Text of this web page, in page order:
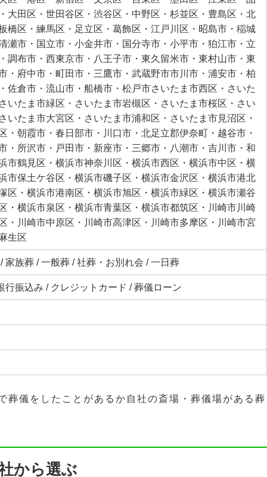
大田区・世田谷区・渋谷区・中野区・杉並区・豊島区・北
橋区・練馬区・足立区・葛飾区・江戸川区・昭島市・稲城
瀬市・国立市・小金井市・国分寺市・小平市・狛江市・立
調布市・西東京市・八王子市・東久留米市・東村山市・東
・府中市・町田市・三鷹市・武蔵野市市川市・浦安市・柏
佐倉市・流山市・船橋市・松戸市さいたま市西区・さいた
いたま市緑区・さいたま市岩槻区・さいたま市桜区・さい
いたま市大宮区・さいたま市浦和区・さいたま市見沼区・
・朝霞市・春日部市・川口市・北足立郡伊奈町・越谷市・
・所沢市・戸田市・新座市・三郷市・八潮市・吉川市・和
市鶴見区・横浜市神奈川区・横浜市西区・横浜市中区・横
市保土ケ谷区・横浜市磯子区・横浜市金沢区・横浜市港北
区・横浜市港南区・横浜市旭区・横浜市緑区・横浜市瀬谷
・横浜市泉区・横浜市青葉区・横浜市都筑区・川崎市川崎
・川崎市中原区・川崎市高津区・川崎市多摩区・川崎市宮
生区
家族葬 / 一般葬 / 社葬・お別れ会 / 一日葬
行振込み / クレジットカード / 葬儀ローン
葬儀をしたことがあるか自社の斎場・葬儀場がある葬
から選ぶ